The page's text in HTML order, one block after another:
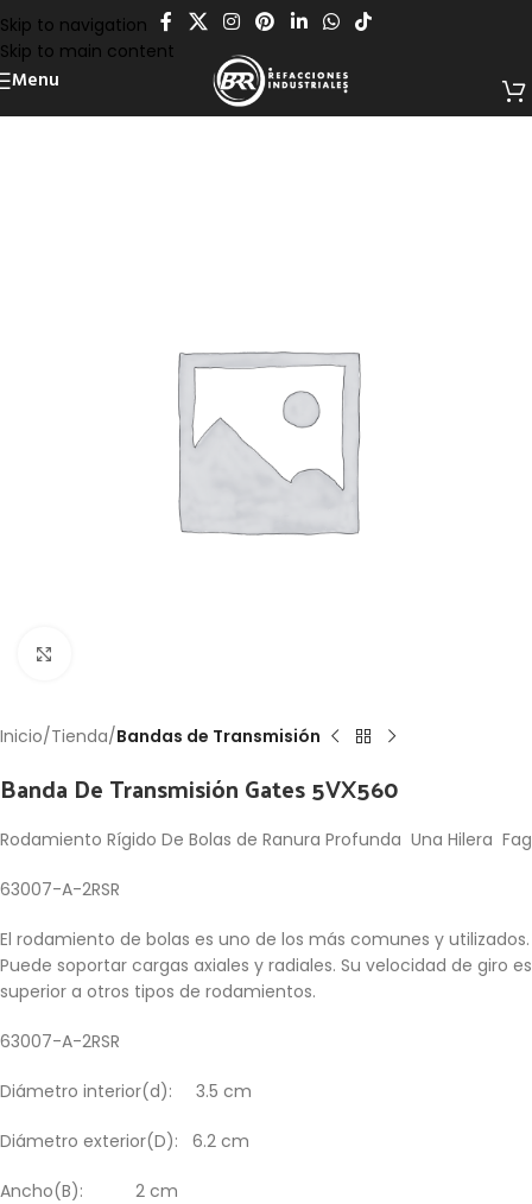
Skip to navigation
Skip to main content
Menu
Inicio Tienda Bandas de Transmisión
Banda De Transmisión Gates 5VX560
Rodamiento Rígido De Bolas de Ranura Profunda Una Hilera Fag
63007-A-2RSR
El rodamiento de bolas es uno de los más comunes y utilizados.
Puede soportar cargas axiales y radiales. Su velocidad de giro es
superior a otros tipos de rodamientos.
63007-A-2RSR
Diámetro interior(d): 3.5 cm
Diámetro exterior(D): 6.2 cm
Ancho(B): 2 cm